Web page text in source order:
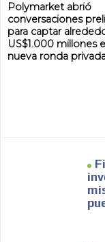
Polymarket abrió
conversaciones
para captar
US$1.000 millones
nueva ronda